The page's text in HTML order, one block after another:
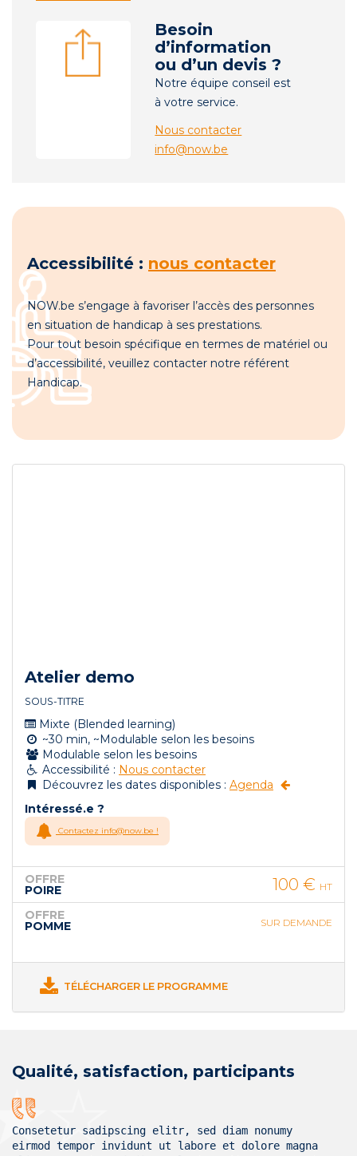
Besoin
d’information
ou d’un devis ?
Notre équipe conseil est
à votre service.
Nous contacter
info@now.be
Accessibilité : nous contacter
NOW.be s’engage à favoriser l’accès des personnes
en situation de handicap à ses prestations.
Pour tout besoin spécifique en termes de matériel ou
d’accessibilité, veuillez contacter notre référent
Handicap.
Atelier demo
SOUS-TITRE
Mixte (Blended learning)
~30 min, ~Modulable selon les besoins
Modulable selon les besoins
Accessibilité : Nous contacter
Découvrez les dates disponibles : Agenda
Intéressé.e ?
Contactez info@now.be !
OFFRE
POIRE 100 € HT
OFFRE
POMME SUR DEMANDE
TÉLÉCHARGER LE PROGRAMME
Qualité, satisfaction, participants
Consetetur sadipscing elitr, sed diam nonumy
eirmod tempor invidunt ut labore et dolore magna